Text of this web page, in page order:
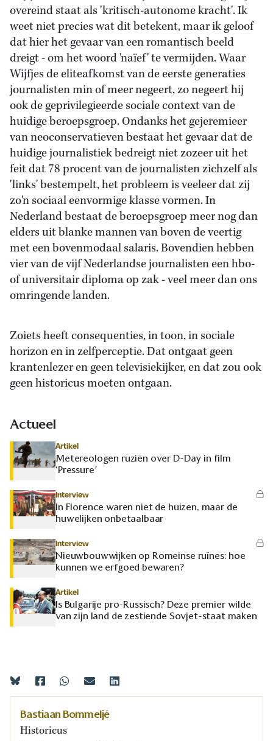
overeind staat als 'kritisch-autonome kracht'. Ik
weet niet precies wat dit betekent, maar ik geloof
dat hier het gevaar van een romantisch beeld
dreigt - om het woord 'naïef' te vermijden. Waar
Wijfjes de eliteafkomst van de eerste generaties
journalisten min of meer negeert, zo negeert hij
ook de geprivilegieerde sociale context van de
huidige beroepsgroep. Ondanks het gejeremieer
van neoconservatieven bestaat het gevaar dat de
huidige journalistiek bedreigt niet zozeer uit het
feit dat 78 procent van de journalisten zichzelf als
'links' bestempelt, het probleem is veeleer dat zij
zo'n sociaal eenvormige klasse vormen. In
Nederland bestaat de beroepsgroep meer nog dan
elders uit blanke mannen van boven de veertig
met een bovenmodaal salaris. Bovendien hebben
vier van de vijf Nederlandse journalisten een hbo-
of universitair diploma op zak - veel meer dan ons
omringende landen.
Zoiets heeft consequenties, in toon, in sociale
horizon en in zelfperceptie. Dat ontgaat geen
krantenlezer en geen televisiekijker, en dat zou ook
geen historicus moeten ontgaan.
Actueel
Artikel
Metereologen ruziën over D-Day in film
‘Pressure’
Interview
In Florence waren niet de huizen, maar de
huwelijken onbetaalbaar
Interview
Nieuwbouwwijken op Romeinse ruïnes: hoe
kunnen we erfgoed bewaren?
Artikel
Is Bulgarije pro-Russisch? Deze premier wilde
van zijn land de zestiende Sovjet-staat maken
Bastiaan Bommeljé
Historicus